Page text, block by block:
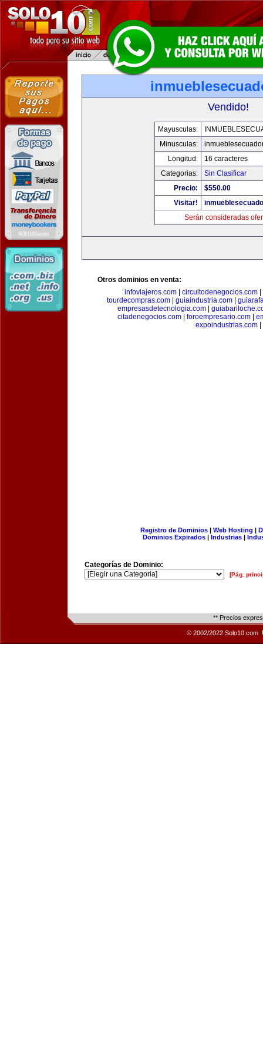
Vendido!
Mayusculas:
Minusculas:
Longitud:
16 caracteres
Categorias:
Sin Clasificar
Precio:
$550.00
Visitar!
Serán consideradas
Otros dominios en venta:
infoviajeros.com| circuitodenegocios.com|
tourdecompras.com| guiaindustria.com|
empresasdetecnologia.com
citadenegocios.com
foroempresario.com
expoindustrias.com
Registro de Dominios| Web Hosting |
Dominios Expirados | Industrias |
Categorías de Dominio:
[Pág.
** Precios
© 2002/2022 Solo10.com